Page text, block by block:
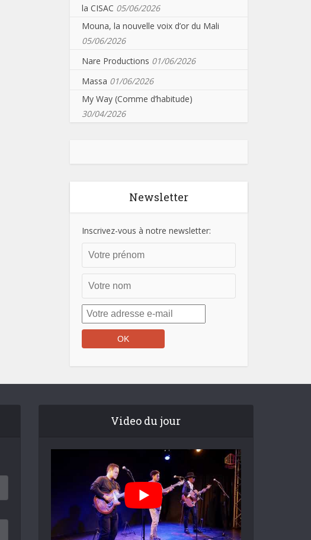
la CISAC 05/06/2026
Mouna, la nouvelle voix d’or du Mali
05/06/2026
Nare Productions 01/06/2026
Massa 01/06/2026
My Way (Comme d’habitude)
30/04/2026
Newsletter
Inscrivez-vous à notre newsletter:
Video du jour